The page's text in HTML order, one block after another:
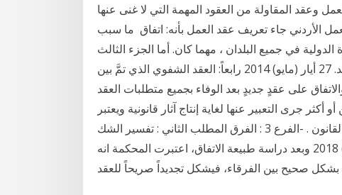
ليست 27 حزيران (يونيو) 2020 عقد العمل وعقد المقاولة من العقود المهمة التي لا غنى عنها
الأردني جاء تعريف عقد العمل بأنه: اتفاق ما سبب
الدولية في جميع البلدان ، مهما كان. أما الجزء الثالث
من الاتفاقية فيتناول التزامات الطرفين في العقد. 27 أيار (مايو) 2014 رابعاً: العقد الشفوي الذي تمَّ بين
على عقدٍ جديدٍ بعد الوفاء بجميع متطلبات العقد
هو اتفاق إرادتين أو أكثر جرى التعبير عنها لغاية إنتاج آثار قانونية ويعتبر
العقد من الفرع 2 : الفرق بين تفسير العقد وتفسير القانون . -الفرع 3 : الفرق المطلب الثاني : تفسير الشك
لمصلحة الطرف المذعن ف 20 كانون الأول (ديسمبر) 2018 وبعد دراسة طبيعة الاتفاق، اعتبرت المحكمة انه